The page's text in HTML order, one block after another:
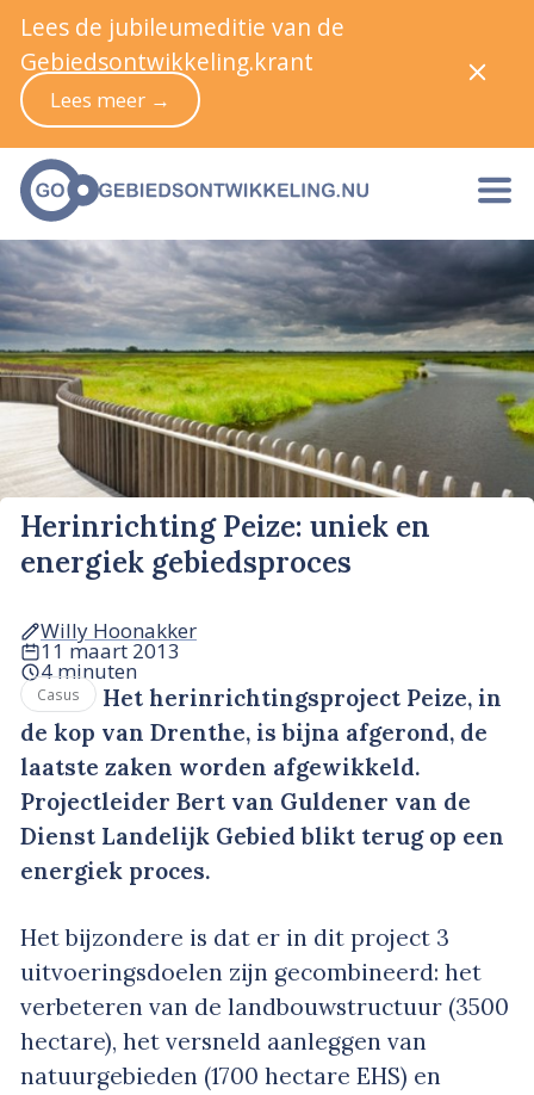
Herinrichting Peize: uniek en
energiek gebiedsproces
Willy Hoonakker
11 maart 2013
4 minuten
Casus
Het herinrichtingsproject Peize, in
de kop van Drenthe, is bijna afgerond, de
laatste zaken worden afgewikkeld.
Projectleider Bert van Guldener van de
Dienst Landelijk Gebied blikt terug op een
energiek proces.
Het bijzondere is dat er in dit project 3
uitvoeringsdoelen zijn gecombineerd: het
verbeteren van de landbouwstructuur (3500
hectare), het versneld aanleggen van
natuurgebieden (1700 hectare EHS) en
Lees de jubileumeditie van de
Gebiedsontwikkeling.krant
Lees meer →